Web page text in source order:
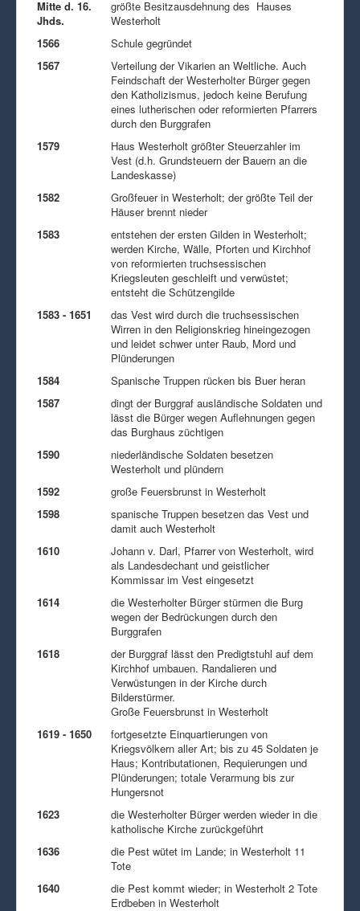
Mitte d. 16.
Jhds.
größte Besitzausdehnung des Hauses
Westerholt
1566
Schule gegründet
1567
Verteilung der Vikarien an Weltliche. Auch
Feindschaft der Westerholter Bürger gegen
den Katholizismus, jedoch keine Berufung
eines lutherischen oder reformierten Pfarrers
durch den Burggrafen
1579
Haus Westerholt größter Steuerzahler im
Vest (d.h. Grundsteuern der Bauern an die
Landeskasse)
1582
Großfeuer in Westerholt; der größte Teil der
Häuser brennt nieder
1583
entstehen der ersten Gilden in Westerholt;
werden Kirche, Wälle, Pforten und Kirchhof
von reformierten truchsessischen
Kriegsleuten geschleift und verwüstet;
entsteht die Schützengilde
1583 - 1651
das Vest wird durch die truchsessischen
Wirren in den Religionskrieg hineingezogen
und leidet schwer unter Raub, Mord und
Plünderungen
1584
Spanische Truppen rücken bis Buer heran
1587
dingt der Burggraf ausländische Soldaten und
lässt die Bürger wegen Auflehnungen gegen
das Burghaus züchtigen
1590
niederländische Soldaten besetzen
Westerholt und plündern
1592
große Feuersbrunst in Westerholt
1598
spanische Truppen besetzen das Vest und
damit auch Westerholt
1610
Johann v. Darl, Pfarrer von Westerholt, wird
als Landesdechant und geistlicher
Kommissar im Vest eingesetzt
1614
die Westerholter Bürger stürmen die Burg
wegen der Bedrückungen durch den
Burggrafen
1618
der Burggraf lässt den Predigtstuhl auf dem
Kirchhof umbauen. Randalieren und
Verwüstungen in der Kirche durch
Bilderstürmer.
Große Feuersbrunst in Westerholt
1619 - 1650
fortgesetzte Einquartierungen von
Kriegsvölkern aller Art; bis zu 45 Soldaten je
Haus; Kontributationen, Requierungen und
Plünderungen; totale Verarmung bis zur
Hungersnot
1623
die Westerholter Bürger werden wieder in die
katholische Kirche zurückgeführt
1636
die Pest wütet im Lande; in Westerholt 11
Tote
1640
die Pest kommt wieder; in Westerholt 2 Tote
Erdbeben in Westerholt